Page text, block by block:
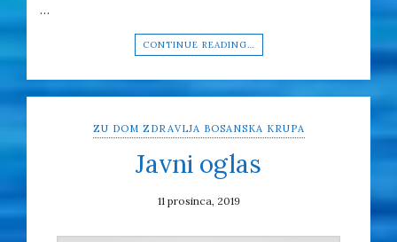
…
CONTINUE READING…
ZU DOM ZDRAVLJA BOSANSKA KRUPA
Javni oglas
11 prosinca, 2019